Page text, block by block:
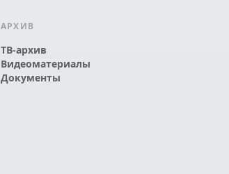
АРХИВ
ТВ-архив
Видеоматериалы
Документы